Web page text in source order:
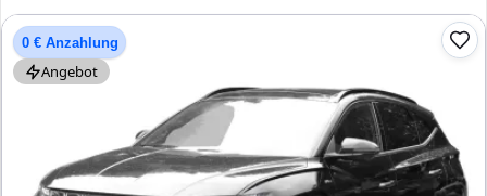
0 € Anzahlung
Angebot